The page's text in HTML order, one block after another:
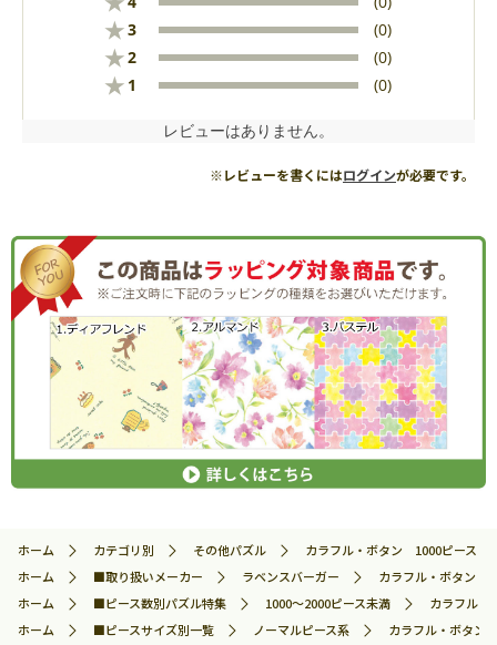
★3 (0)
★2 (0)
★ 1 (0)
レビューはありません。
※レビューを書くにはログインが必要です。
ホーム カテゴリ別 その他パズル
カラフル・ボタン 1000ピース
ホーム
■取り扱いメーカー ラベンスバーガー
カラフル・ボタン
ホーム
■ピース数別パズル特集 1000～2000ピース未満
カラフル
ホーム
■ピースサイズ別一覧 ノーマルピース系
カラフル・ボタ